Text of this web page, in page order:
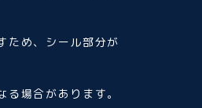
ため、シール部分が
場合があります。